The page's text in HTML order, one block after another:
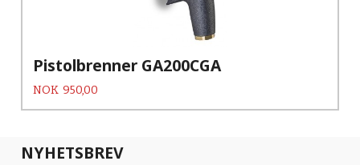
Pistolbrenner GA200CGA
Pris
NOK 950,00
NYHETSBREV